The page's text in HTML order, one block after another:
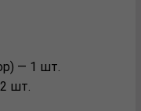
— 1 шт.
шт.